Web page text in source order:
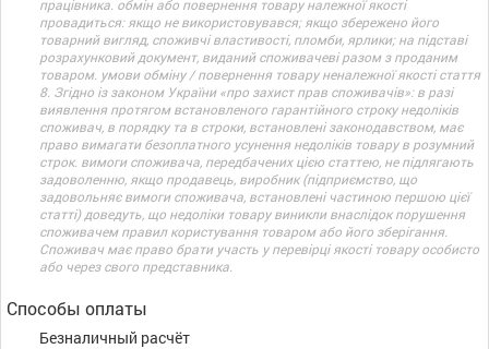
працівника. обмін або повернення товару належної якості
провадиться: якщо не використовувався; якщо збережено його
товарний вигляд, споживчі властивості, пломби, ярлики; на підставі
розрахунковий документ, виданий споживачеві разом з проданим
товаром. умови обміну / повернення товару неналежної якості стаття
8. Згідно із законом України «про захист прав споживачів»: в разі
виявлення протягом встановленого гарантійного строку недоліків
споживач, в порядку та в строки, встановлені законодавством, має
право вимагати безоплатного усунення недоліків товару в розумний
строк. вимоги споживача, передбачених цією статтею, не підлягають
задоволенню, якщо продавець, виробник (підприємство, що
задовольняє вимоги споживача, встановлені частиною першою цієї
статті) доведуть, що недоліки товару виникли внаслідок порушення
споживачем правил користування товаром або його зберігання.
Споживач має право брати участь у перевірці якості товару особисто
або через свого представника.
Способы оплаты
Безналичный расчёт